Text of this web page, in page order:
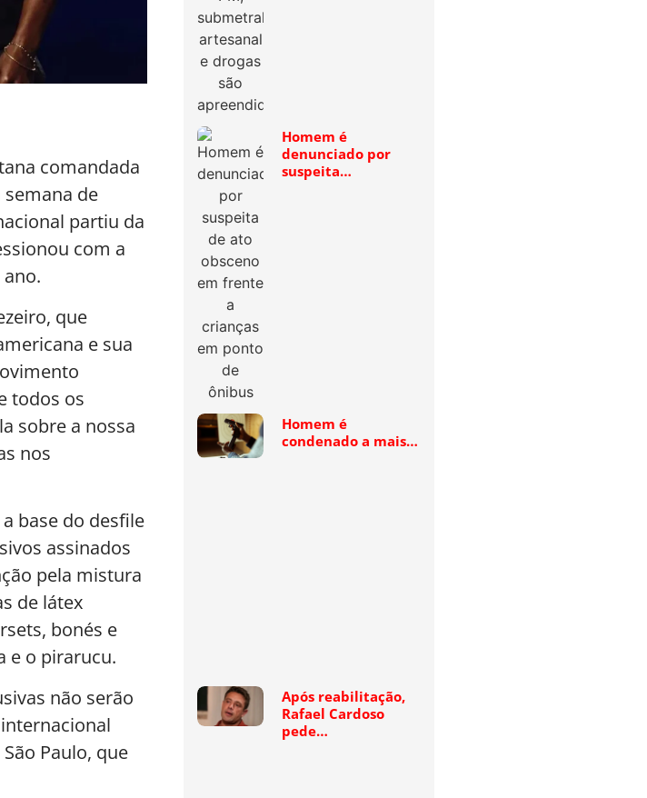
comandada
semana de
partiu da
com a
que
e sua
todos os
sobre a nossa
nos
base do desfile
assinados
pela mistura
de látex
bonés e
e o pirarucu.
não serão
Paulo, que
Homem é
denunciado por
suspeita…
Homem é
condenado a mais…
Após reabilitação,
Rafael Cardoso
pede…